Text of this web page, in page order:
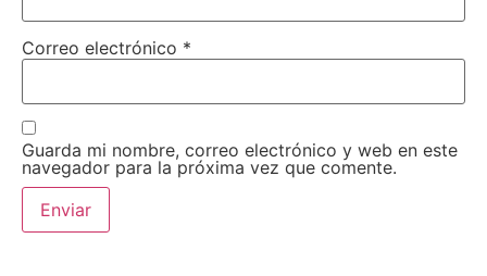
Correo electrónico *
Guarda mi nombre, correo electrónico y web en este
navegador para la próxima vez que comente.